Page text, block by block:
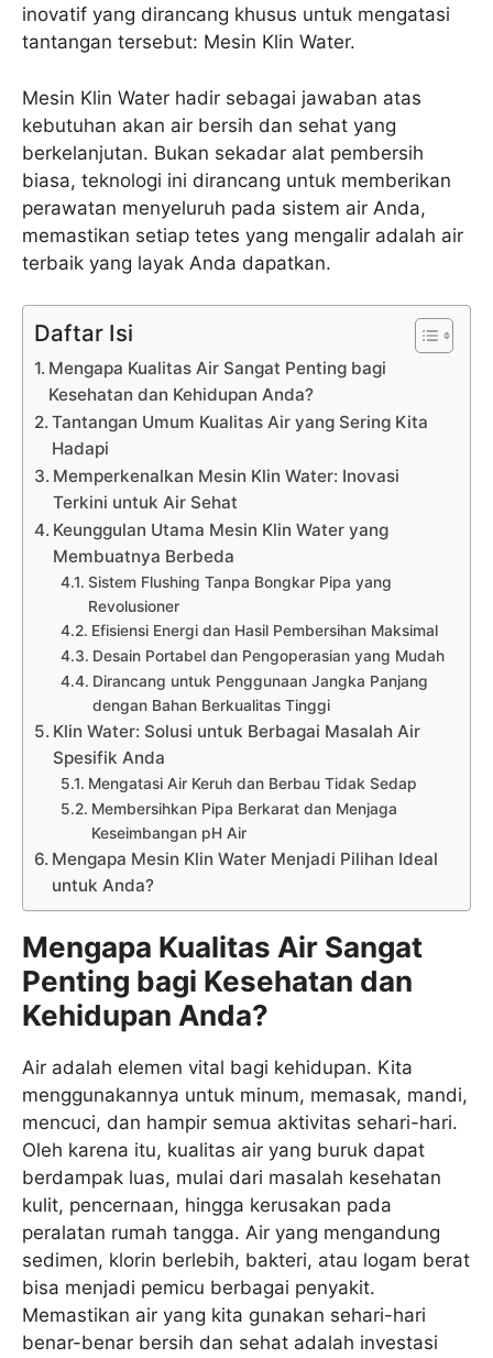
inovatif yang dirancang khusus untuk mengatasi
tantangan tersebut: Mesin Klin Water.
Mesin Klin Water hadir sebagai jawaban atas
kebutuhan akan air bersih dan sehat yang
berkelanjutan. Bukan sekadar alat pembersih
biasa, teknologi ini dirancang untuk memberikan
perawatan menyeluruh pada sistem air Anda,
memastikan setiap tetes yang mengalir adalah air
terbaik yang layak Anda dapatkan.
Daftar Isi
Mengapa Kualitas Air Sangat Penting bagi
Kesehatan dan Kehidupan Anda?
Tantangan Umum Kualitas Air yang Sering Kita
Hadapi
Memperkenalkan Mesin Klin Water: Inovasi
Terkini untuk Air Sehat
Keunggulan Utama Mesin Klin Water yang
Membuatnya Berbeda
Sistem Flushing Tanpa Bongkar Pipa yang
Revolusioner
Efisiensi Energi dan Hasil Pembersihan Maksimal
Desain Portabel dan Pengoperasian yang Mudah
Dirancang untuk Penggunaan Jangka Panjang
dengan Bahan Berkualitas Tinggi
Klin Water: Solusi untuk Berbagai Masalah Air
Spesifik Anda
Mengatasi Air Keruh dan Berbau Tidak Sedap
Membersihkan Pipa Berkarat dan Menjaga
Keseimbangan pH Air
Mengapa Mesin Klin Water Menjadi Pilihan Ideal
untuk Anda?
Mengapa Kualitas Air Sangat
Penting bagi Kesehatan dan
Kehidupan Anda?
Air adalah elemen vital bagi kehidupan. Kita
menggunakannya untuk minum, memasak, mandi,
mencuci, dan hampir semua aktivitas sehari-hari.
Oleh karena itu, kualitas air yang buruk dapat
berdampak luas, mulai dari masalah kesehatan
kulit, pencernaan, hingga kerusakan pada
peralatan rumah tangga. Air yang mengandung
sedimen, klorin berlebih, bakteri, atau logam berat
bisa menjadi pemicu berbagai penyakit.
Memastikan air yang kita gunakan sehari-hari
benar-benar bersih dan sehat adalah investasi